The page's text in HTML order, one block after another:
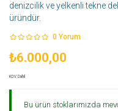
denizcilik ve yelkenli tekne
üründür.
0 Yorum
₺6.000,00
KDV Dahil
Bu ürün stoklarımızda